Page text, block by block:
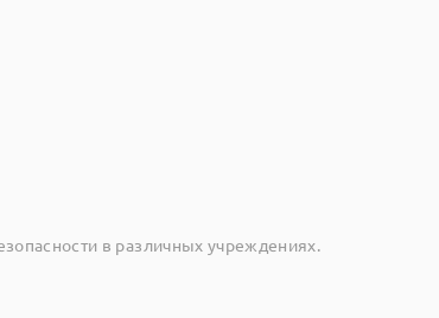
в различных учреждениях.